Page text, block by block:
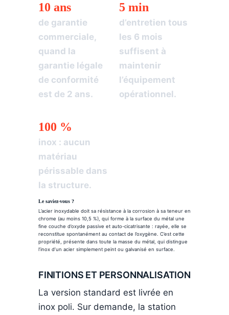
10 ans
de garantie
commerciale,
quand la
garantie légale
de conformité
est de 2 ans.
5 min
d’entretien tous
les 6 mois
suffisent à
maintenir
l’équipement
opérationnel.
100 %
inox : aucun
matériau
périssable dans
la structure.
Le saviez-vous ?
L’acier inoxydable doit sa résistance à la corrosion à sa teneur en
chrome (au moins 10,5 %), qui forme à la surface du métal une
fine couche d’oxyde passive et auto-cicatrisante : rayée, elle se
reconstitue spontanément au contact de l’oxygène. C’est cette
propriété, présente dans toute la masse du métal, qui distingue
l’inox d’un acier simplement peint ou galvanisé en surface.
FINITIONS ET PERSONNALISATION
La version standard est livrée en
inox poli. Sur demande, la station